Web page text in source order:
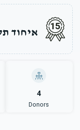
איחוד
15
4
Donors